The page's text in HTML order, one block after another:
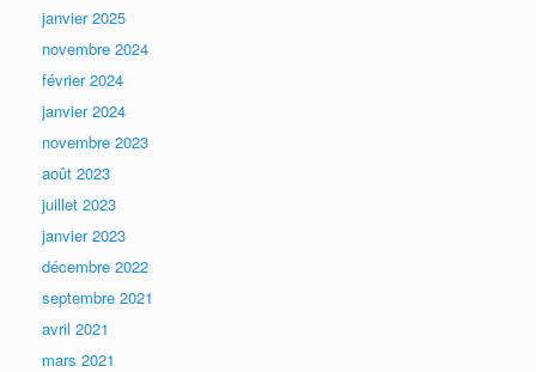
janvier 2025
novembre 2024
février 2024
janvier 2024
novembre 2023
août 2023
juillet 2023
janvier 2023
décembre 2022
septembre 2021
avril 2021
mars 2021